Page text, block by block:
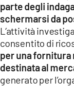
parte degli
schermarsi da
L’attività
consentito di
per una fornitura
destinata al
generato per